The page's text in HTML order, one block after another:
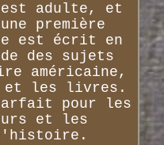
adulte, et
première
est écrit en
des sujets
américaine,
et les livres.
pour les
et les